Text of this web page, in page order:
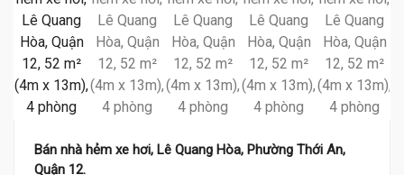
Bán nhà hẻm xe hơi, Lê Quang Hòa, Phường Thới An,
Quận 12.